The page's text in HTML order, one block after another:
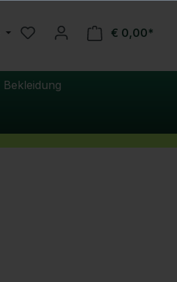
€ 0,00*
Bekleidung